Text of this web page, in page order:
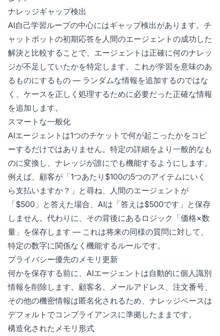
ナレッジギャップ検出
AI自己学習ループの中心にはギャップ検出があります。チ
ャットボットの初期応答を人間のエージェントの成功した
解決と比較することで、エージェントは正確に何のナレッ
ジが不足していたかを特定します。これが学習を意味のあ
るものにするもの — ランダムな情報を追加するのではな
く、ケースを正しく処理するために必要だった正確な情報
を追加します。
スマートな一般化
AIエージェントは1つのチケットで何が起こったかをコピ
ーするだけではありません。特定の詳細をより一般的なも
のに変換し、ナレッジが誰にでも機能するようにします。
例えば、顧客が「1つあたり$100の5つのアイテムにいく
ら支払いますか？」と尋ね、人間のエージェントが
「$500」と答えた場合、AIは「答えは$500です」と保存
しません。代わりに、その背後にあるロジック「価格×数
量」を保存します — これは将来の同様の質問に対して、
特定の数字に関係なく機能するルールです。
プライバシー優先のメモリ更新
何かを保存する前に、AIエージェントは自動的に個人識別
情報を削除します。顧客名、メールアドレス、注文番号、
その他の機密情報は匿名化されるため、ナレッジベースは
デフォルトでコンプライアンスに準拠したままです。
構造化されたメモリ形式